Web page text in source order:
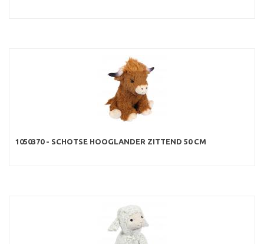
1050370 - SCHOTSE HOOGLANDER ZITTEND 50 CM